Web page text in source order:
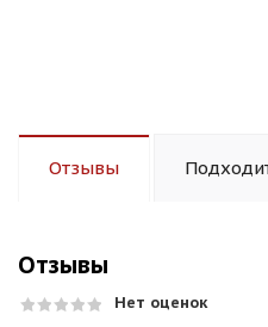
Отзывы
Отзывы
Нет оценок